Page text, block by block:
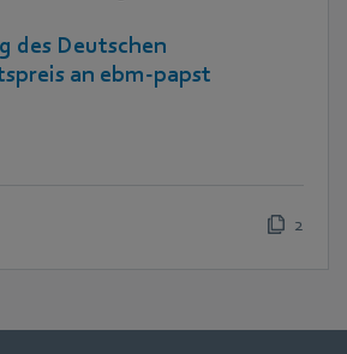
des Deutschen
an ebm-papst
2